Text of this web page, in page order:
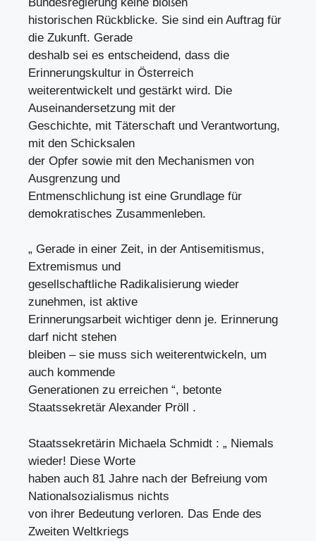
historischen Rückblicke. Sie sind ein Auftrag für
die Zukunft. Gerade
deshalb sei es entscheidend, dass die
Erinnerungskultur in Österreich
weiterentwickelt und gestärkt wird. Die
Auseinandersetzung mit der
Geschichte, mit Täterschaft und Verantwortung,
mit den Schicksalen
der Opfer sowie mit den Mechanismen von
Ausgrenzung und
Entmenschlichung ist eine Grundlage für
demokratisches Zusammenleben.
„ Gerade in einer Zeit, in der Antisemitismus,
Extremismus und
gesellschaftliche Radikalisierung wieder
zunehmen, ist aktive
Erinnerungsarbeit wichtiger denn je. Erinnerung
darf nicht stehen
bleiben – sie muss sich weiterentwickeln, um
auch kommende
Generationen zu erreichen “, betonte
Staatssekretär Alexander Pröll .
Staatssekretärin Michaela Schmidt : „ Niemals
wieder! Diese Worte
haben auch 81 Jahre nach der Befreiung vom
Nationalsozialismus nichts
von ihrer Bedeutung verloren. Das Ende des
Zweiten Weltkriegs